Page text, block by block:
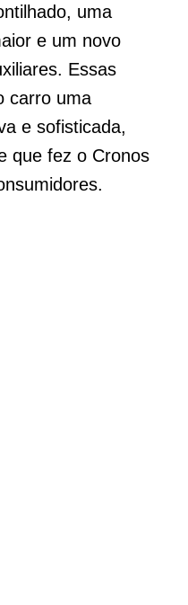
uma
e um novo
Essas
carro uma
e sofisticada,
que fez o Cronos